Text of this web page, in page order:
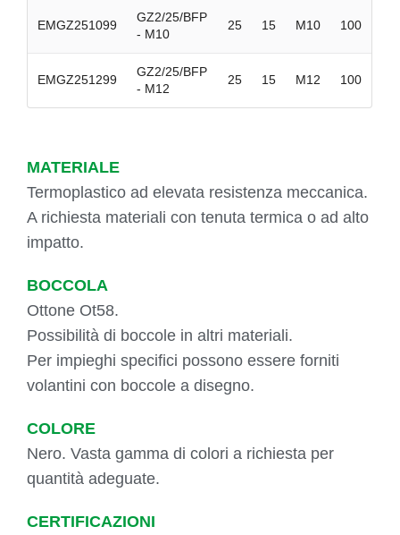
EMGZ251099
GZ2/25/BFP
- M10
25 15 M10 100
EMGZ251299
GZ2/25/BFP
- M12
25 15 M12 100
MATERIALE
Termoplastico ad elevata resistenza meccanica.
A richiesta materiali con tenuta termica o ad alto
impatto.
BOCCOLA
Ottone Ot58.
Possibilità di boccole in altri materiali.
Per impieghi specifici possono essere forniti
volantini con boccole a disegno.
COLORE
Nero. Vasta gamma di colori a richiesta per
quantità adeguate.
CERTIFICAZIONI